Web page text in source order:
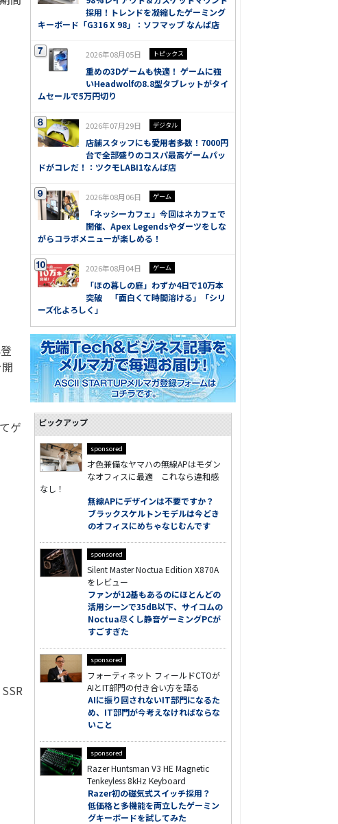
ゲ
採用！トレンドを凝縮したゲーミング
キーボード「G316 X 98」：ソフマップ なんば店
2026年08月05日 トピックス
重めの3Dゲームも快適！ ゲームに強
いHeadwolfの8.8型タブレットがタイ
ムセールで5万円切り
2026年07月29日 デジタル
店舗スタッフにも愛用者多数！7000円
台で全部盛りのコスパ最高ゲームパッ
ドがコレだ！：ツクモLABI1なんば店
2026年08月06日 ゲーム
「ネッシーカフェ」今回はネカフェで
開催、Apex Legendsやダーツをしな
がらコラボメニューが楽しめる！
2026年08月04日 ゲーム
「ほの暮しの庭」わずか4日で10万本
突破 「面白くて時間溶ける」「シリ
ーズ化よろしく」
ピックアップ
sponsored
才色兼備なヤマハの無線APはモダン
なオフィスに最適 これなら違和感
なし！
無線APにデザインは不要ですか？
ブラックスケルトンモデルは今どき
のオフィスにめちゃなじむんです
sponsored
Silent Master Noctua Edition X870A
をレビュー
ファンが12基もあるのにほとんどの
活用シーンで35dB以下、サイコムの
Noctua尽くし静音ゲーミングPCが
すごすぎた
sponsored
フォーティネット フィールドCTOが
AIとIT部門の付き合い方を語る
AIに振り回されないIT部門になるた
め、IT部門が今考えなければならな
いこと
sponsored
Razer Huntsman V3 HE Magnetic
Tenkeyless 8kHz Keyboard
Razer初の磁気式スイッチ採用？
低価格と多機能を両立したゲーミン
グキーボードを試してみた